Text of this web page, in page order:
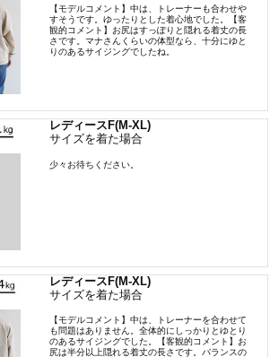
【モデルコメント】中は、トレーナーも合わせや
すそうです。ゆったりとした着心地でした。【客
観的コメント】お尻はすっぽりと隠れる着丈の長
さです。マナさんくらいの体型なら、十分にゆと
りのあるサイジングでしたね。
レディースF(M-XL)
サイズを着た場合
少々お待ちください。
レディースF(M-XL)
サイズを着た場合
【モデルコメント】中は、トレーナーを合わせて
も問題はありません。全体的にしっかりとゆとり
のあるサイジングでした。【客観的コメント】お
尻は半分以上隠れる着丈の長さです。バランスの